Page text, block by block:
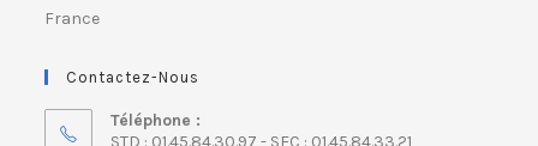
France
Contactez-Nous
Téléphone :
STD : 01.45.84.30.97 - SFC : 01.45.84.33.21